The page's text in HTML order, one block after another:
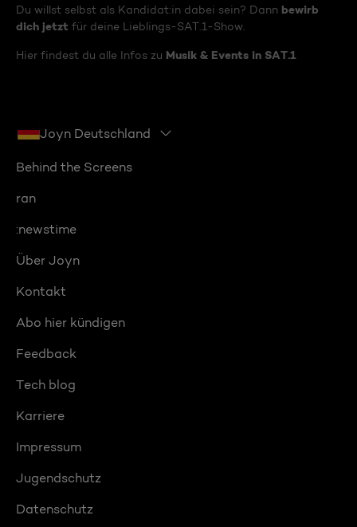
Du willst selbst als Kandidat:in dabei sein? Dann bewirb
dich jetzt für deine Lieblings-SAT.1-Show.
Hier findest du alle Infos zu Musik & Events in SAT.1
Joyn Deutschland
Behind the Screens
ran
:newstime
Über Joyn
Kontakt
Abo hier kündigen
Feedback
Tech blog
Karriere
Impressum
Jugendschutz
Datenschutz